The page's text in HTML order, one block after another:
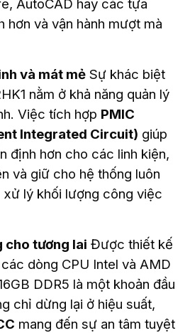
AutoCAD hay các tựa
hơn và vận hành mượt mà
và mát mẻ Sự khác biệt
nằm ở khả năng quản lý
Việc tích hợp PMIC
Integrated Circuit) giúp
định hơn cho các linh kiện,
và giữ cho hệ thống luôn
xử lý khối lượng công việc
cho tương lai Được thiết kế
dòng CPU Intel và AMD
DDR5 là một khoản đầu
chỉ dừng lại ở hiệu suất,
mang đến sự an tâm tuyệt